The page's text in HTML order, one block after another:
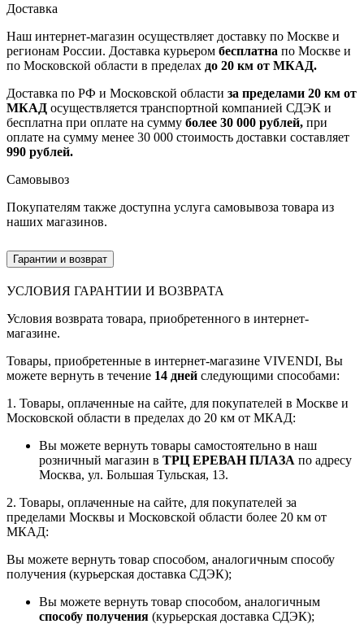
Доставка
Наш интернет-магазин осуществляет доставку по Москве и
регионам России. Доставка курьером бесплатна по Москве и
по Московской области в пределах до 20 км от МКАД.
Доставка по РФ и Московской области за пределами 20 км от
МКАД осуществляется транспортной компанией СДЭК и
бесплатна при оплате на сумму более 30 000 рублей, при
оплате на сумму менее 30 000 стоимость доставки составляет
990 рублей.
Самовывоз
Покупателям также доступна услуга самовывоза товара из
наших магазинов.
Гарантии и возврат
УСЛОВИЯ ГАРАНТИИ И ВОЗВРАТА
Условия возврата товара, приобретенного в интернет-
магазине.
Товары, приобретенные в интернет-магазине VIVENDI, Вы
можете вернуть в течение 14 дней следующими способами:
1. Товары, оплаченные на сайте, для покупателей в Москве и
Московской области в пределах до 20 км от МКАД:
Вы можете вернуть товары самостоятельно в наш
розничный магазин в ТРЦ ЕРЕВАН ПЛАЗА по адресу
Москва, ул. Большая Тульская, 13.
2. Товары, оплаченные на сайте, для покупателей за
пределами Москвы и Московской области более 20 км от
МКАД:
Вы можете вернуть товар способом, аналогичным способу
получения (курьерская доставка СДЭК);
Вы можете вернуть товар способом, аналогичным
способу получения (курьерская доставка СДЭК);